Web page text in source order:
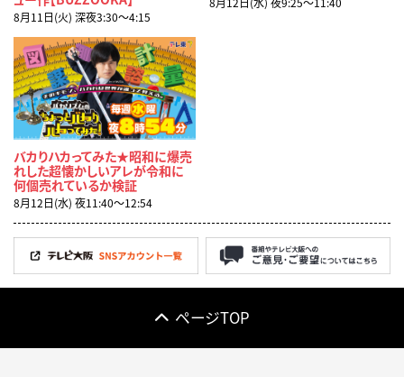
8月11日(火) 深夜3:30〜4:15
バカりハカってみた★昭和に爆売
れした超懐かしいアレが令和に
何個売れているか検証
8月12日(水) 夜11:40〜12:54
ページTOP